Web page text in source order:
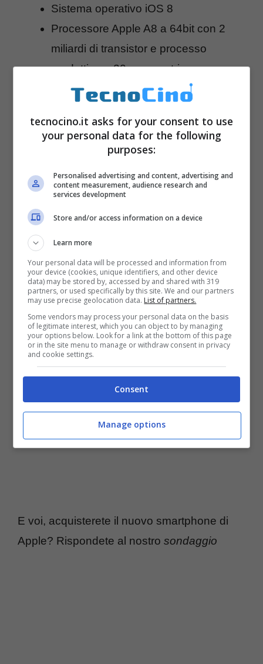
Sistema operativo iOS 8
Processore Apple A8 a 64bit con 2
miliardi di transistor e processo
produttivo a 20 nanometri
Display Retina HD da 4.7 pollici di
Fotocamera 8 megapixel iSight con
True Tone flash, pixel da 1.5 micron e
ultraveloce, stabilizzatore digitale delle
slow motion fino a 240fps
Fotocamera frontale FaceTime HD
con apertura da f/2.2
Tecnologia VoLTE che sta per Voice
over LTE
E voi, acquisterete il nuovo smartphone di
Apple? Rispondete al nostro sondaggio
tecnocino.it asks for your consent to use
your personal data for the following
purposes:
Personalised advertising and content, advertising and
content measurement, audience research and
services development
Store and/or access information on a device
Learn more
Your personal data will be processed and information from
your device (cookies, unique identifiers, and other device
data) may be stored by, accessed by and shared with 319
partners, or used specifically by this site. We and our partners
may use precise geolocation data. List of partners.
Some vendors may process your personal data on the basis
of legitimate interest, which you can object to by managing
your options below. Look for a link at the bottom of this page
or in the site menu to manage or withdraw consent in privacy
and cookie settings.
Consent
Manage options